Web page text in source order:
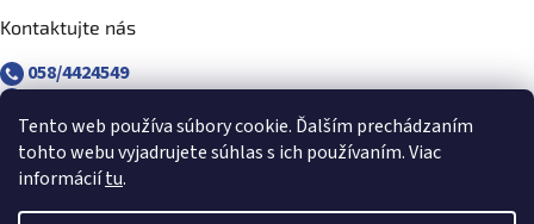
Tento web používa súbory cookie. Ďalším prechádzaním
tohto webu vyjadrujete súhlas s ich používaním. Viac
informáciítu.
Kontaktujte nás
058/4424549
revuca@majsterpapier.sk